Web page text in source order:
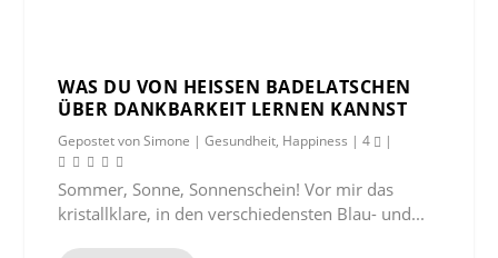
WAS DU VON HEISSEN BADELATSCHEN Ü
BER DANKBARKEIT LERNEN KANNST
Gepostet vonSimone |Gesundheit, Happiness |4 |
Sommer, Sonne, Sonnenschein! Vor mir das
kristallklare, in den verschiedensten Blau- und...